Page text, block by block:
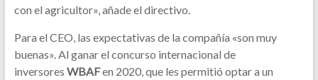
con el agricultor», añade el directivo.
Para el CEO, las expectativas de la compañía «son muy
buenas». Al ganar el concurso internacional de
inversores WBAFen 2020, que les permitió optar a un